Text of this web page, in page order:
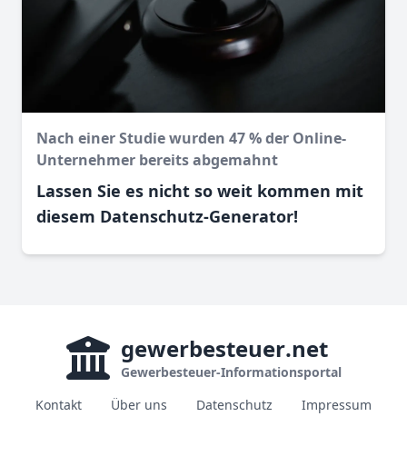
Nach einer Studie wurden 47 % der Online-
Unternehmer bereits abgemahnt
Lassen Sie es nicht so weit kommen mit
diesem Datenschutz-Generator!
gewerbesteuer.net
Gewerbesteuer-Informationsportal
Kontakt
Über uns Datenschutz Impressum